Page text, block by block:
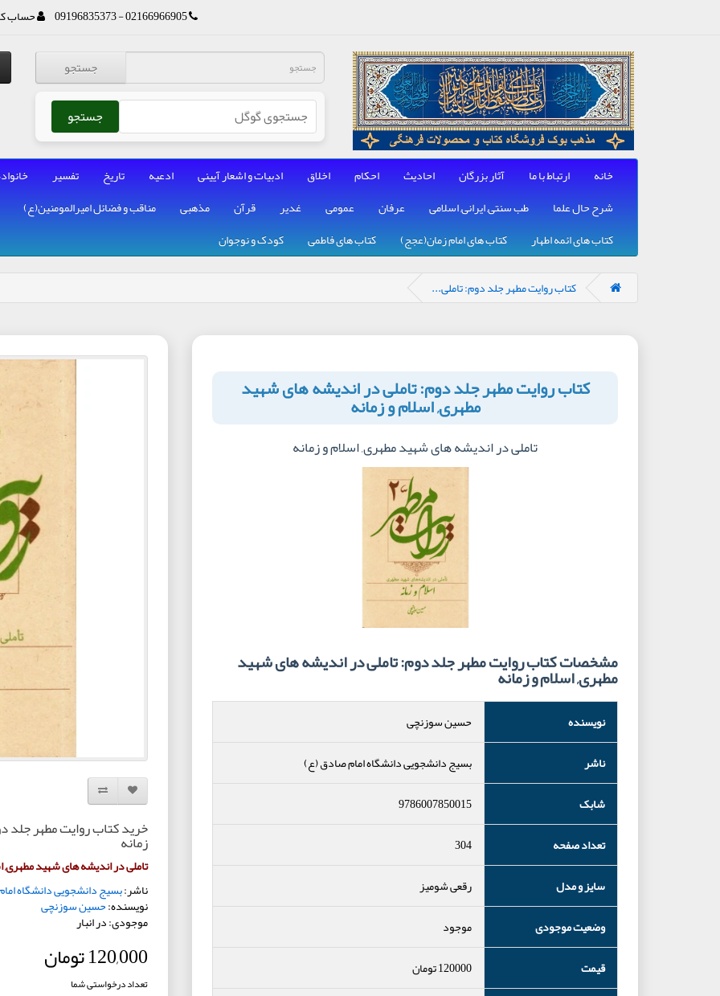
02166966905 - 09196835373 حساب
جستجو
جستجو
خانه ارتباط با ما آثار بزرگان احادیث احکام اخلاق ادبیات و اشعار آیینی ادعیه تاریخ تفسیر
شرح حال علما
طب سنتی, ایرانی, اسلامی عرفان عمومی غدیر قرآن مذهبی
مناقب و فضائل امیرالمومنین(ع)
کتاب های ائمه اطهار
کتاب های امام زمان(عجج) کتاب های فاطمی کودک و نوجوان
کتاب روایت مطهر جلد دوم: تاملی...
کتاب روایت مطهر جلد دوم: تاملی در اندیشه های شهید
مطهری, اسلام و زمانه
تاملی در اندیشه های شهید مطهری, اسلام و زمانه
مشخصات کتاب روایت مطهر جلد دوم: تاملی در اندیشه های شهید
مطهری, اسلام و زمانه
نویسنده
حسین سوزنچی
ناشر
بسیج دانشجویی دانشگاه امام صادق (ع)
شابک
9786007850015
تعداد صفحه
304
سایز و مدل
رقعی شومیز
وضعیت موجودی
موجود
قیمت
120000تومان
افزودن به لیست دلخواه
مقایسه این محصول
خرید کتاب روایت مطهر جلد
زمانه
تاملی در اندیشه های شهید مطهری,
ناشر:بسیج دانشجویی دانشگاه
نویسنده:حسین سوزنچی
موجودی: در انبار
120,000 تومان
تعداد درخواستی شما